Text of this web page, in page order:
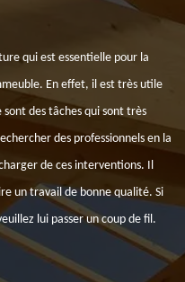
qui est essentielle pour la
En effet, il est très utile
des tâches qui sont très
des professionnels en la
de ces interventions. Il
un travail de bonne qualité. Si
lui passer un coup de fil.